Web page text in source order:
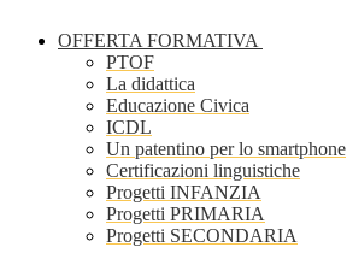
OFFERTA FORMATIVA
PTOF
La didattica
Educazione Civica
ICDL
Un patentino per lo smartphone
Certificazioni linguistiche
Progetti INFANZIA
Progetti PRIMARIA
Progetti SECONDARIA